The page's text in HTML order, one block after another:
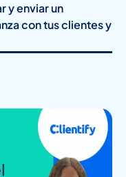
y enviar un
con tus clientes y